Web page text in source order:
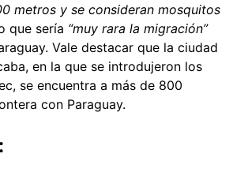
metros y se consideran mosquitos
que sería “muy rara la migración”
Vale destacar que la ciudad
en la que se introdujeron los
se encuentra a más de 800
con Paraguay.